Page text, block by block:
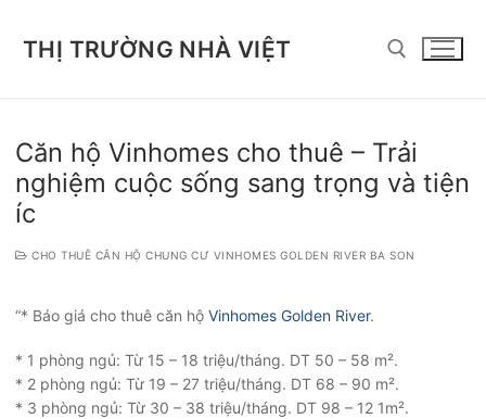
THỊ TRƯỜNG NHÀ VIỆT
Căn hộ Vinhomes cho thuê – Trải
nghiệm cuộc sống sang trọng và tiện
íc
CHO THUÊ CĂN HỘ CHUNG CƯ VINHOMES GOLDEN RIVER BA SON
“* Báo giá cho thuê căn hộ Vinhomes Golden River.
* 1 phòng ngủ: Từ 15 – 18 triệu/tháng. DT 50 – 58 m².
* 2 phòng ngủ: Từ 19 – 27 triệu/tháng. DT 68 – 90 m².
* 3 phòng ngủ: Từ 30 – 38 triệu/tháng. DT 98 – 12 1m².